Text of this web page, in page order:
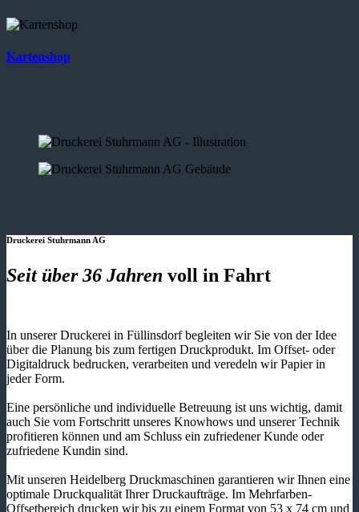
Kartenshop
Druckerei Stuhrmann AG
Seit über 36 Jahren voll in Fahrt
In unserer Druckerei in Füllinsdorf begleiten wir Sie von der Idee
über die Planung bis zum fertigen Druckprodukt. Im Offset- oder
Digitaldruck bedrucken, verarbeiten und veredeln wir Papier in
jeder Form.
Eine persönliche und individuelle Betreuung ist uns wichtig, damit
auch Sie vom Fortschritt unseres Knowhows und unserer Technik
profitieren können und am Schluss ein zufriedener Kunde oder
zufriedene Kundin sind.
Mit unseren Heidelberg Druckmaschinen garantieren wir Ihnen eine
optimale Druckqualität Ihrer Druckaufträge. Im Mehrfarben-
Offsetbereich drucken wir bis zu einem Format von 53 x 74 cm und